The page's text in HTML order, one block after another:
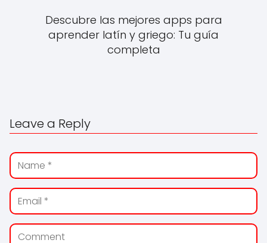
Descubre las mejores apps para
aprender latín y griego: Tu guía
completa
Leave a Reply